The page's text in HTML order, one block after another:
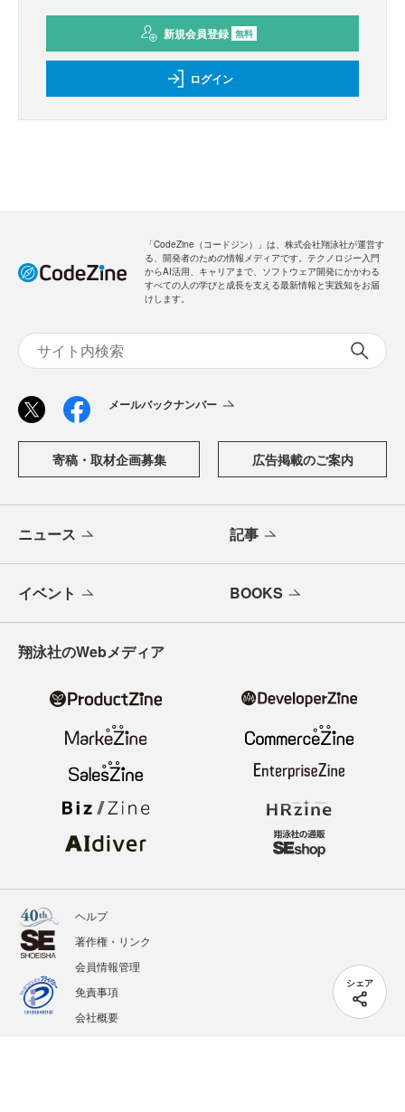
シェア
新規会員登録 無料
ログイン
「CodeZine（コードジン）」は、株式会社翔泳社が運営す
る、開発者のための情報メディアです。テクノロジー入門
からAI活用、キャリアまで、ソフトウェア開発にかかわる
すべての人の学びと成長を支える最新情報と実践知をお届
けします。
メールバックナンバー
寄稿・取材企画募集 広告掲載のご案内
ニュース 記事
イベント BOOKS
翔泳社のWebメディア
ヘルプ
著作権・リンク
会員情報管理
免責事項
会社概要